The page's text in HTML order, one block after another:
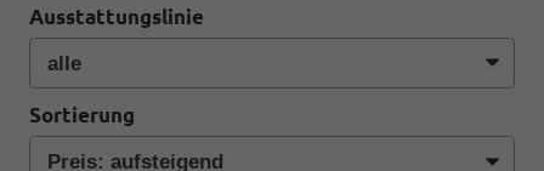
Ausstattungslinie
Sortierung